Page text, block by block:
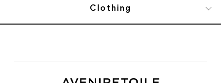
Clothing